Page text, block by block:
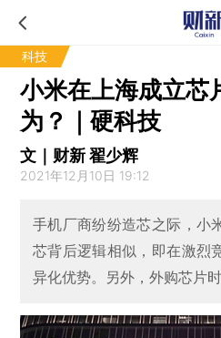
科技
小米在上海成立芯
为？｜硬科技
文｜财新 翟少辉
2021年12月10日 19:12
手机厂商纷纷造芯之际，小
芯背后逻辑相似，即在激烈
异化优势。另外，外购芯片